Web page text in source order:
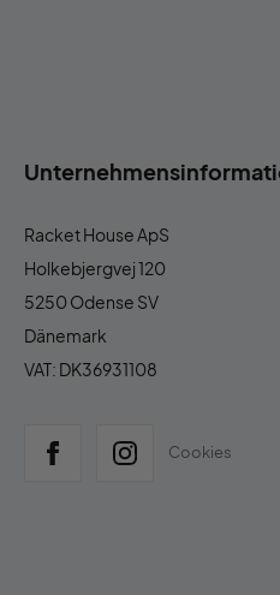
Racket House ApS
Holkebjergvej 120
5250 Odense SV
Dänemark
VAT: DK36931108
Cookies